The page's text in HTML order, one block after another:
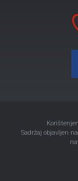
Sadržaj objavljen